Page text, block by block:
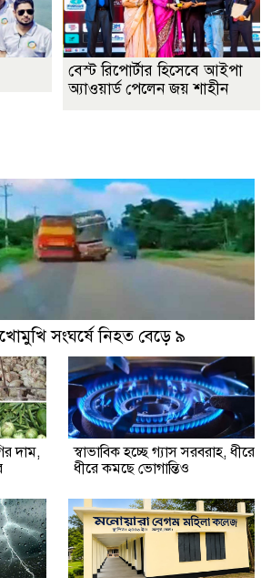
বেস্ট রিপোর্টার হিসেবে আইপা
অ্যাওয়ার্ড পেলেন জয় শাহীন
সংঘর্ষে নিহত বেড়ে ৯
দাম,
স্বাভাবিক হচ্ছে গ্যাস সরবরাহ, ধীরে
ধীরে কমছে ভোগান্তিও